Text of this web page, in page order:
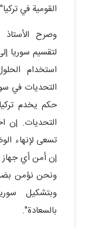
القومية في
وصرح
لتقسيم سوريا
استخدام
التحديات في
حكم يخدم
التحديات. إن
تسعى لإنهاء
إن أمن أي جهاز
ونحن نؤمن
وبتشكيل
بالسعادة".